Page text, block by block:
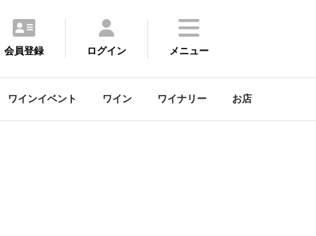
会員登録 ログイン メニュー
ワインイベント ワイン ワイナリー お店